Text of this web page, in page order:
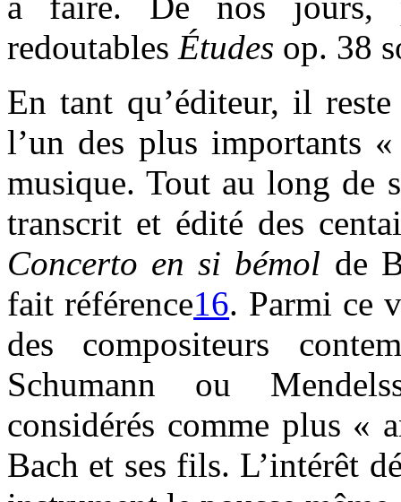
redoutables Études op. 38
En tant qu’éditeur, il
l’un des plus importants
musique. Tout au long de
transcrit et édité des
Concerto en si bémol de
fait référence16. Parmi ce
des compositeurs
Schumann ou
considérés comme plus «
Bach et ses fils. L’intérêt